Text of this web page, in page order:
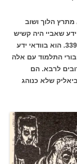
מתרץ הלוך ושוב
שאביי היה קשיש
מרבא. רבא נפטר בשנת 354 ואביי נפטר ב-339. הוא בוודאי ידע
התלמוד עם אלה
לרבא. הם
שלא כנוהג